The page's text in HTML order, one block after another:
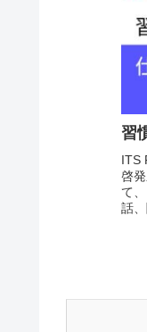
習
ITS
啓
て
話